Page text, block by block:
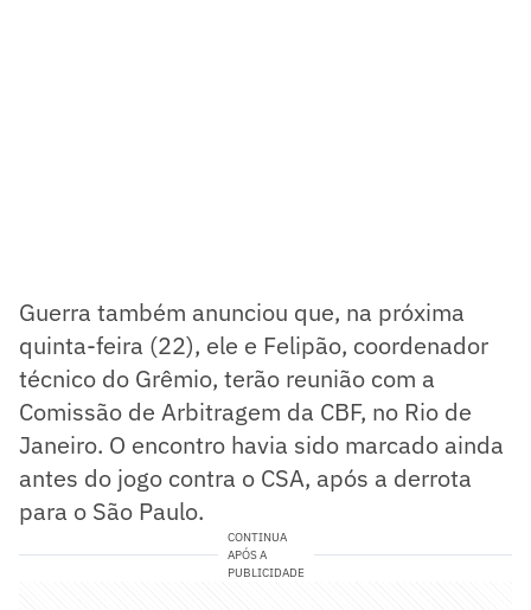
Guerra também anunciou que, na próxima
quinta-feira (22), ele e Felipão, coordenador
técnico do Grêmio, terão reunião com a
Comissão de Arbitragem da CBF, no Rio de
Janeiro. O encontro havia sido marcado ainda
antes do jogo contra o CSA, após a derrota
para o São Paulo.
CONTINUA
APÓS A
PUBLICIDADE